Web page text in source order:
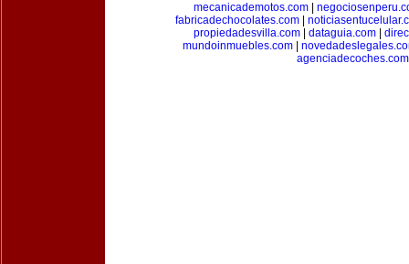
mecanicademotos.com|
fabricadechocolates.com|
propiedadesvilla.com| dataguia.com|
mundoinmuebles.com
agenciadecoches.com